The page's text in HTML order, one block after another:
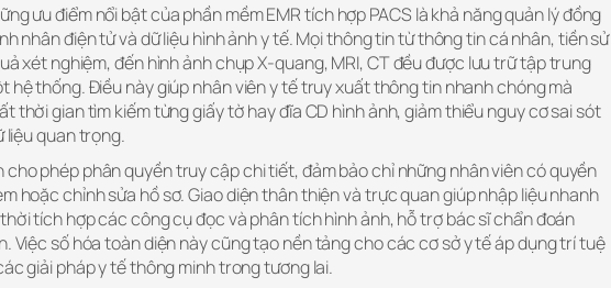
ưu điểm nổi bật của phần mềm EMR tích hợp PACS là khả năng quản lý đồng
nhân điện tử và dữ liệu hình ảnh y tế. Mọi thông tin từ thông tin cá nhân, tiền sử
xét nghiệm, đến hình ảnh chụp X-quang, MRI, CT đều được lưu trữ tập trung
hệ thống. Điều này giúp nhân viên y tế truy xuất thông tin nhanh chóng mà
thời gian tìm kiếm từng giấy tờ hay đĩa CD hình ảnh, giảm thiểu nguy cơ sai sót
liệu quan trọng.
cho phép phân quyền truy cập chi tiết, đảm bảo chỉ những nhân viên có quyền
hoặc chỉnh sửa hồ sơ. Giao diện thân thiện và trực quan giúp nhập liệu nhanh
tích hợp các công cụ đọc và phân tích hình ảnh, hỗ trợ bác sĩ chẩn đoán
Việc số hóa toàn diện này cũng tạo nền tảng cho các cơ sở y tế áp dụng trí tuệ
giải pháp y tế thông minh trong tương lai.